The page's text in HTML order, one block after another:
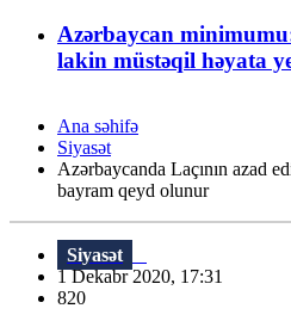
Azərbaycan
lakin müstəqil həyata
Ana səhifə
Siyasət
Azərbaycanda Laçının azad
bayram qeyd olunur
Siyasət
1 Dekabr 2020, 17:31
820